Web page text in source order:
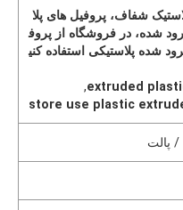
شفاف، پروفیل های پلا
شده، در فروشگاه از پروف
شده پلاستیکی استفاده کنی
extruded
,
store use plastic
پالت